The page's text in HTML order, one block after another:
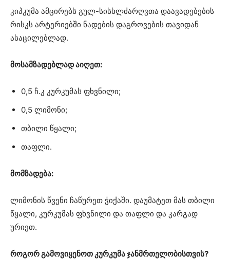
კიპკუმა ამცირებს გულ-სისხლძარღვთა დაავადებების
რისკს არტერიებში ნადების დაგროვების თავიდან
ასაცილებლად.
მოსამზადებლად აიღეთ:
0,5 ჩ.კ კურკუმას ფხვნილი;
0,5 ლიმონი;
თბილი წყალი;
თაფლი.
მომზადება:
ლიმონის წვენი ჩაწურეთ ჭიქაში. დაუმატეთ მას თბილი
წყალი, კურკუმას ფხვნილი და თაფლი და კარგად
ურიეთ.
როგორ გამოვიყენოთ კურკუმა ჯანმრთელობისთვის?